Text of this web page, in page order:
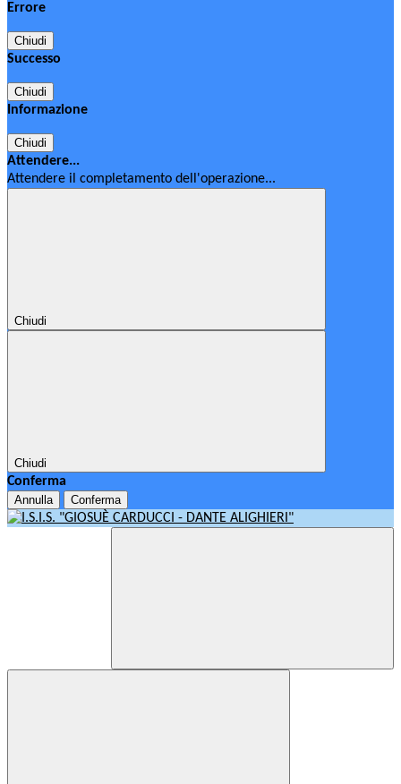
Errore
Chiudi
Successo
Chiudi
Informazione
Chiudi
Attendere...
Attendere il completamento dell'operazione...
Chiudi
Chiudi
Conferma
Annulla Conferma